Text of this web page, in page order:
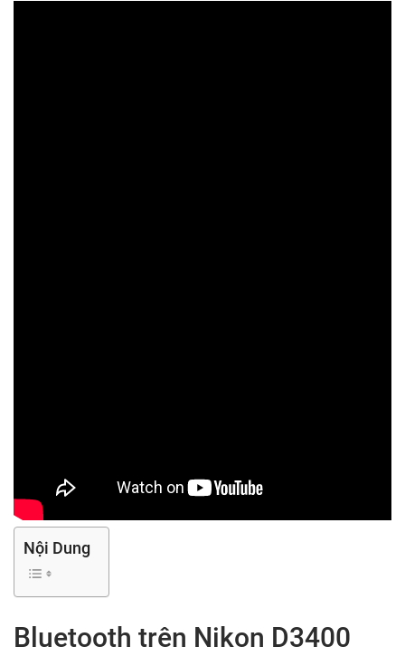
Nội Dung
Bluetooth trên Nikon D3400